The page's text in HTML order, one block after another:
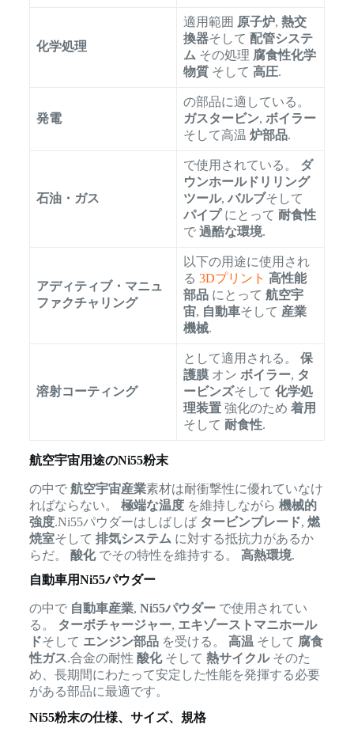
化学処理
適用範囲 原子炉, 熱交
換器そして 配管システ
ム その処理 腐食性化学
物質そして 高圧.
発電
の部品に適している。
ガスタービン, ボイラー
そして高温 炉部品.
石油・ガス
で使用されている。 ダ
ウンホールドリリング
ツール, バルブそして
パイプにとって 耐食性
で 過酷な環境.
アディティブ・マニュ
ファクチャリング
以下の用途に使用され
る 3Dプリント 高性能
部品にとって 航空宇
宙, 自動車そして 産業
機械.
溶射コーティング
として適用される。 保
護膜オン ボイラー, タ
ービンズそして 化学処
理装置強化のため 着用
そして 耐食性.
航空宇宙用途のNi55粉末
の中で 航空宇宙産業素材は耐衝撃性に優れていなけ
ればならない。 極端な温度を維持しながら 機械的
強度.Ni55パウダーはしばしば タービンブレード, 燃
焼室そして 排気システム に対する抵抗力があるか
らだ。 酸化でその特性を維持する。 高熱環境.
自動車用Ni55パウダー
の中で 自動車産業, Ni55パウダーで使用されてい
る。
ターボチャージャー, エキゾーストマニホール
ドそして エンジン部品を受ける。 高温 そして 腐食
性ガス.合金の耐性 酸化そして 熱サイクルそのた
め、長期間にわたって安定した性能を発揮する必要
がある部品に最適です。
Ni55粉末の仕様、サイズ、規格